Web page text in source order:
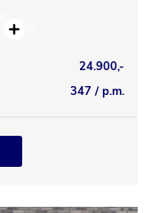
24.900,-
347 / p.m.